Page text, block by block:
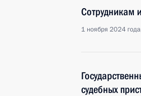
Сотрудникам
1 ноября 2024
судебных